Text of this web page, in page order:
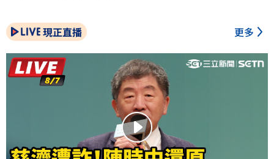
現正直播 更多